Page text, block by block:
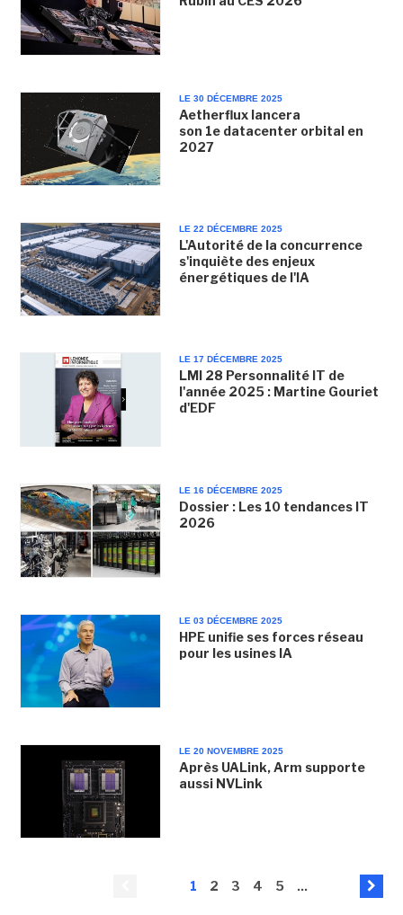
LE 30 DÉCEMBRE 2025
Aetherflux lancera
son 1e datacenter orbital en
2027
LE 22 DÉCEMBRE 2025
L'Autorité de la concurrence
s'inquiète des enjeux
énergétiques de l'IA
LE 17 DÉCEMBRE 2025
LMI 28 Personnalité IT de
l'année 2025 : Martine Gouriet
d'EDF
LE 16 DÉCEMBRE 2025
Dossier : Les 10 tendances IT
2026
LE 03 DÉCEMBRE 2025
HPE unifie ses forces réseau
pour les usines IA
LE 20 NOVEMBRE 2025
Après UALink, Arm supporte
aussi NVLink
1 2 3 4 5 ...